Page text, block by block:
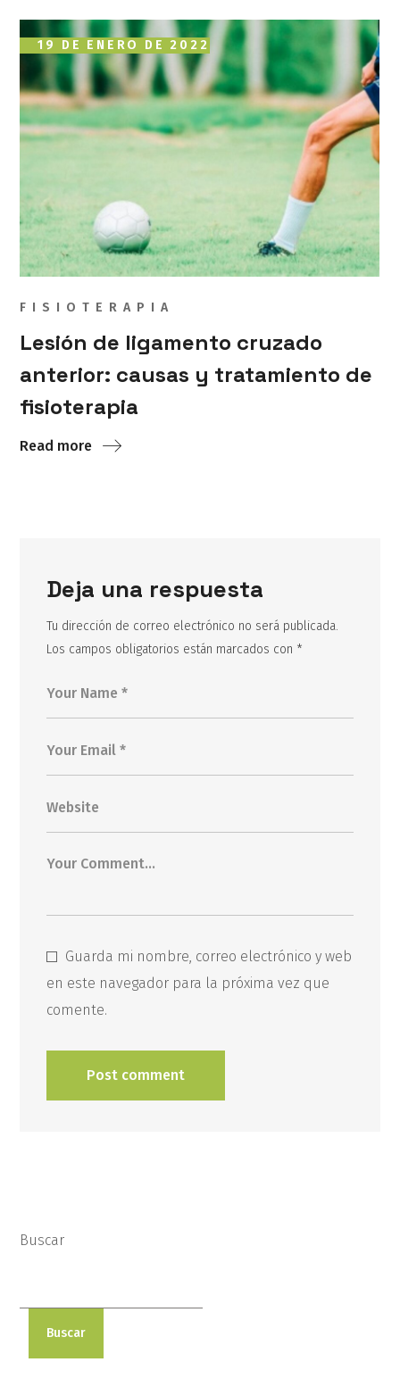
19 DE ENERO DE 2022
FISIOTERAPIA
Lesión de ligamento cruzado
anterior: causas y tratamiento de
fisioterapia
Read more
Deja una respuesta
Tu dirección de correo electrónico no será publicada.
Los campos obligatorios están marcados con *
Guarda mi nombre, correo electrónico y web
en este navegador para la próxima vez que
comente.
Buscar
Buscar